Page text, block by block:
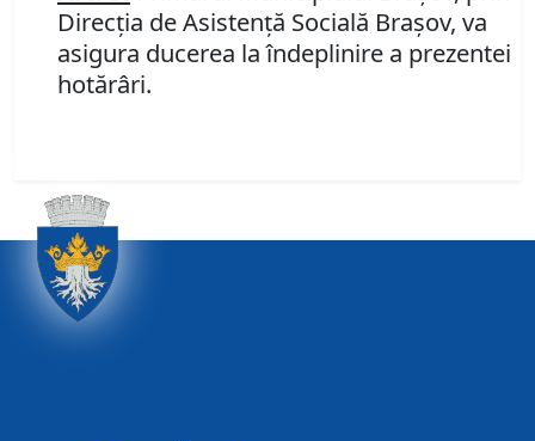
Direcţia de Asistenţă Socială Braşov, va
asigura ducerea la îndeplinire a prezentei
hotărâri.